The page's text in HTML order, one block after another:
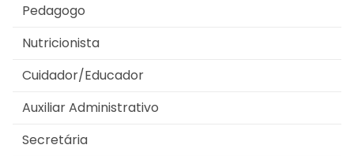
Pedagogo
Nutricionista
Cuidador/Educador
Auxiliar Administrativo
Secretária